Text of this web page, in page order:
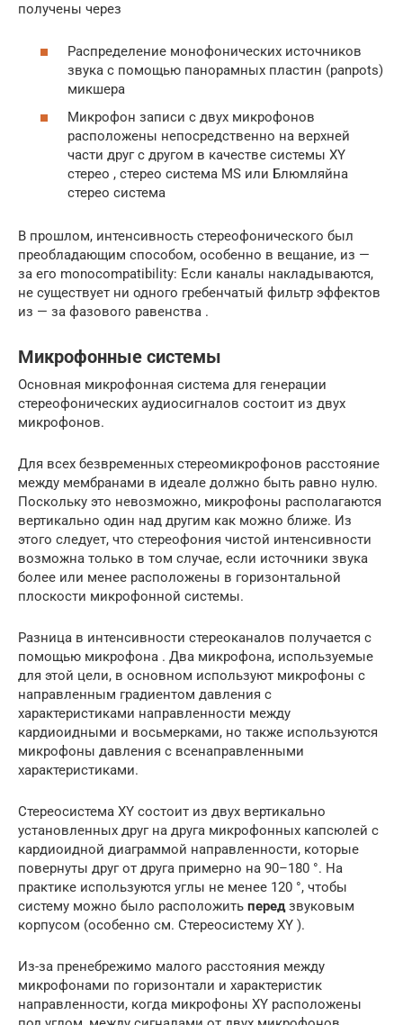
получены через
Распределение монофонических источников
звука с помощью панорамных пластин (panpots)
микшера
Микрофон записи с двух микрофонов
расположены непосредственно на верхней
части друг с другом в качестве системы XY
стерео , стерео система MS или Блюмляйна
стерео система
В прошлом, интенсивность стереофонического был
преобладающим способом, особенно в вещание, из —
за его monocompatibility: Если каналы накладываются,
не существует ни одного гребенчатый фильтр эффектов
из — за фазового равенства .
Микрофонные системы
Основная микрофонная система для генерации
стереофонических аудиосигналов состоит из двух
микрофонов.
Для всех безвременных стереомикрофонов расстояние
между мембранами в идеале должно быть равно нулю.
Поскольку это невозможно, микрофоны располагаются
вертикально один над другим как можно ближе. Из
этого следует, что стереофония чистой интенсивности
возможна только в том случае, если источники звука
более или менее расположены в горизонтальной
плоскости микрофонной системы.
Разница в интенсивности стереоканалов получается с
помощью микрофона . Два микрофона, используемые
для этой цели, в основном используют микрофоны с
направленным градиентом давления с
характеристиками направленности между
кардиоидными и восьмерками, но также используются
микрофоны давления с всенаправленными
характеристиками.
Стереосистема XY состоит из двух вертикально
установленных друг на друга микрофонных капсюлей с
кардиоидной диаграммой направленности, которые
повернуты друг от друга примерно на 90–180 °. На
практике используются углы не менее 120 °, чтобы
систему можно было расположить передзвуковым
корпусом (особенно см. Стереосистему XY ).
Из-за пренебрежимо малого расстояния между
микрофонами по горизонтали и характеристик
направленности, когда микрофоны XY расположены